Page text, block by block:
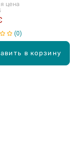
в корзину
цена
0